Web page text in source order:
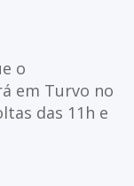
o
em Turvo no
das 11h e